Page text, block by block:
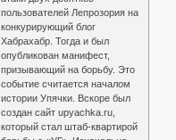
пользователей Лепрозория на
конкурирующий блог
Хабрахабр. Тогда и был
опубликован манифест,
призывающий на борьбу. Это
событие считается началом
истории Упячки. Вскоре был
создан сайт upyachka.ru,
который стал штаб-квартирой